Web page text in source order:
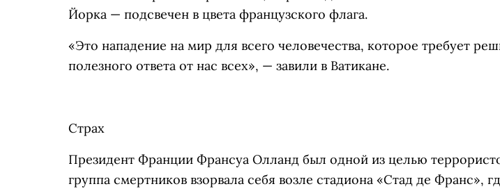
Йорка — подсвечен в цвета французского флага.
«Это нападение на мир для всего человечества, которое требует
полезного ответа от нас всех», — завили в Ватикане.
Страх
Президент Франции Франсуа Олланд был одной из целью
группа смертников взорвала себя возле стадиона «Стад де Франс»,